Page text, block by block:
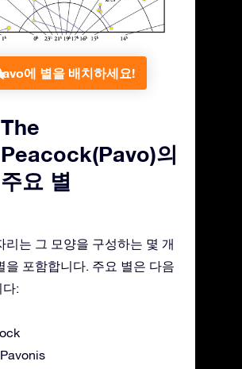
에 별을 배치하세요!
The
Peacock(Pavo)의
주요 별
리는 그 모양을 구성하는 몇 개
을 포함합니다. 주요 별은 다음
다: